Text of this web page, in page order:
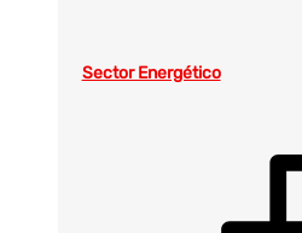
Sector Energético